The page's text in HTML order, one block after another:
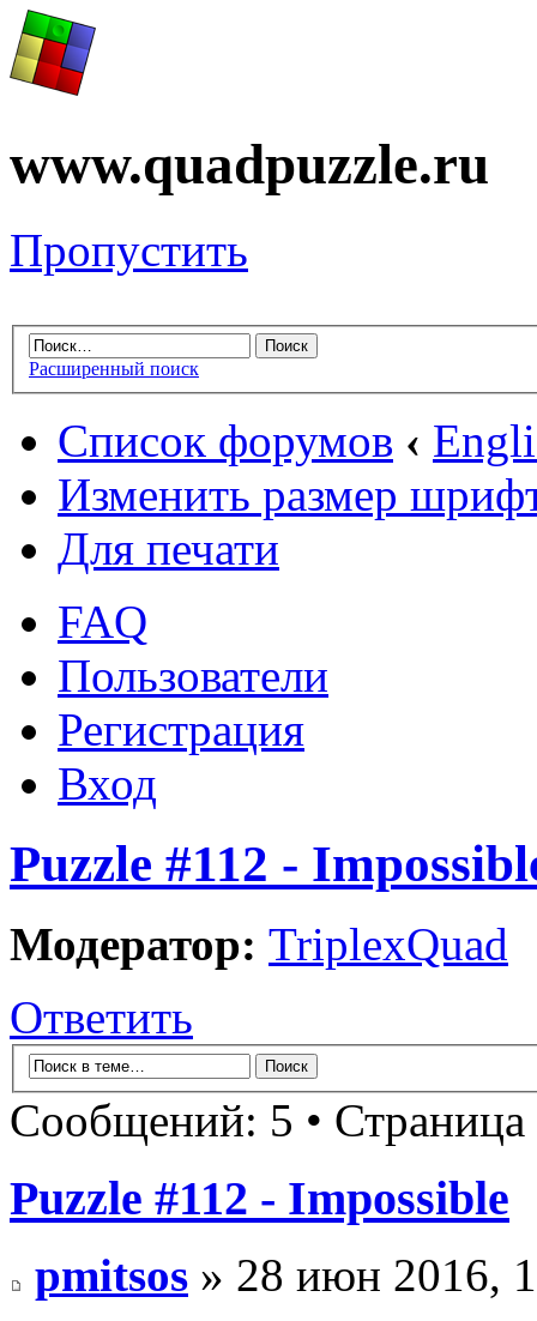
www.quadpuzzle.ru
Пропустить
Расширенный поиск
Список форумов ‹
Изменить размер
Для печати
FAQ
Пользователи
Регистрация
Вход
Puzzle #112 -
Модератор: TriplexQuad
Ответить
Сообщений: 5 • Страница
Puzzle #112 - Impossible
pmitsos » 28 июн 2016,